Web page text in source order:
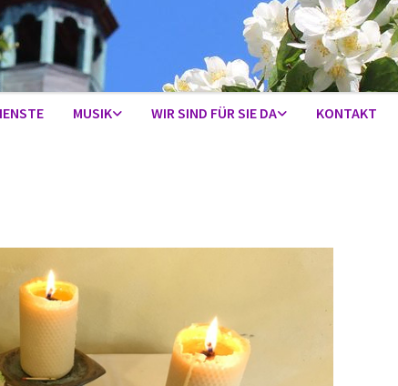
MUSIK WIR SIND FÜR SIE DA KONTAKT